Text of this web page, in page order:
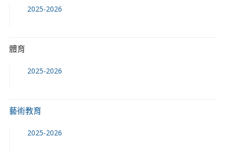
2025-2026
體育
2025-2026
藝術教育
2025-2026